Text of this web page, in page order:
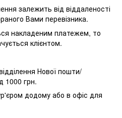
залежить від віддаленості
Вами перевізника.
накладеним платежем, то
клієнтом.
Нової пошти/
1000 грн.
додому або в офіс для